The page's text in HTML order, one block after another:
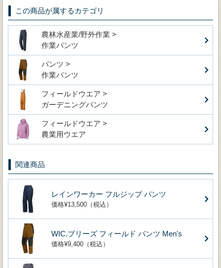
この商品が属するカテゴリ
農林水産業/野外作業 >
作業パンツ
パンツ >
作業パンツ
フィールドウエア >
ガーデニングパンツ
フィールドウエア >
農業用ウエア
関連商品
レインワーカー フルジップ パンツ
価格¥13,500（税込）
WIC.ブリーズ フィールド パンツ Men's
価格¥9,400（税込）